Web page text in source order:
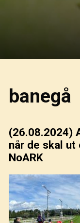
banegå
(26.08.2024)
når de skal ut
NoARK